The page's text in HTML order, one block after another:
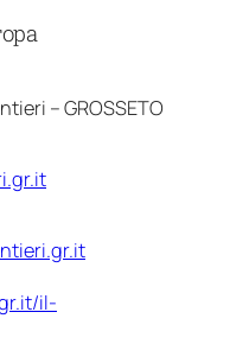
– GROSSETO
il-